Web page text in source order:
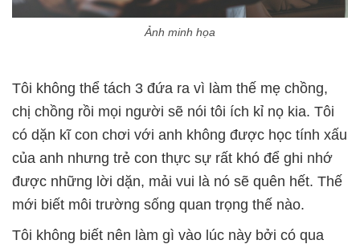
Ảnh minh họa
Tôi không thể tách 3 đứa ra vì làm thế mẹ chồng,
chị chồng rồi mọi người sẽ nói tôi ích kỉ nọ kia. Tôi
có dặn kĩ con chơi với anh không được học tính xấu
của anh nhưng trẻ con thực sự rất khó để ghi nhớ
được những lời dặn, mải vui là nó sẽ quên hết. Thế
mới biết môi trường sống quan trọng thế nào.
Tôi không biết nên làm gì vào lúc này bởi có qua